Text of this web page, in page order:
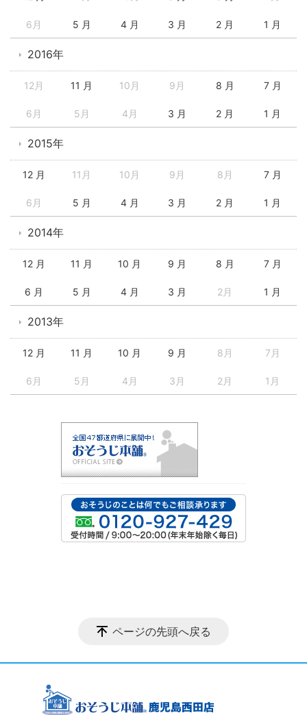
6月 5 月 4 月 3 月 2 月 1 月
2016年
12月 11 月 10月 9月 8 月 7 月
6月 5月 4月 3 月 2 月 1 月
2015年
12 月 11月 10月 9月 8月 7 月
6月 5 月 4 月 3 月 2 月 1 月
2014年
12 月 11 月 10 月 9 月 8 月 7 月
6 月 5 月 4 月 3 月 2月 1 月
2013年
12 月 11 月 10 月 9 月 8月 7月
6月 5月 4月 3月 2月 1月
ページの先頭へ戻る